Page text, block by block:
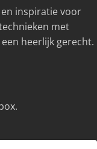
en inspiratie voor
met
heerlijk gerecht.